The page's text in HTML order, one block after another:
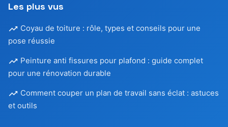
Les plus vus
Coyau de toiture : rôle, types et conseils pour une
pose réussie
Peinture anti fissures pour plafond : guide complet
pour une rénovation durable
Comment couper un plan de travail sans éclat : astuces
et outils